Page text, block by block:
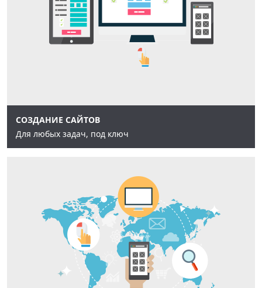
СОЗДАНИЕ САЙТОВ
Для любых задач, под ключ